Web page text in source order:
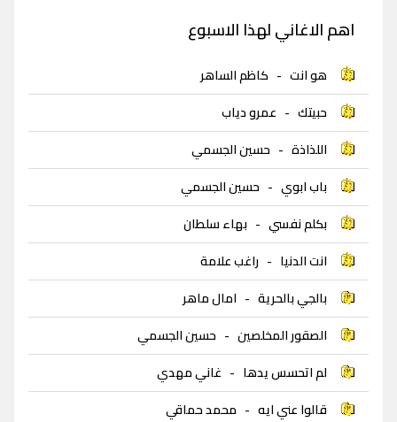
اهم الاغاني لهذا الاسبوع
هو انت - كاظم الساهر
حبيتك - عمرو دياب
اللذاذة - حسين الجسمي
باب ابوي - حسين الجسمي
بكلم نفسي - بهاء سلطان
انت الدنيا - راغب علامة
بالجي بالحرية - امال ماهر
الصقور المخلصين - حسين الجسمي
لم اتحسس يدها - غاني مهدي
قالوا عني ايه - محمد حماقي